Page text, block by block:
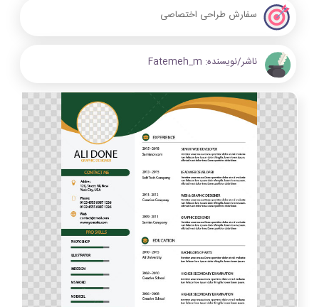
سفارش طراحی اختصاصی
ناشر/نویسنده: Fatemeh_m